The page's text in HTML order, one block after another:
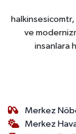
ve
insanlara
Merkez
Merkez